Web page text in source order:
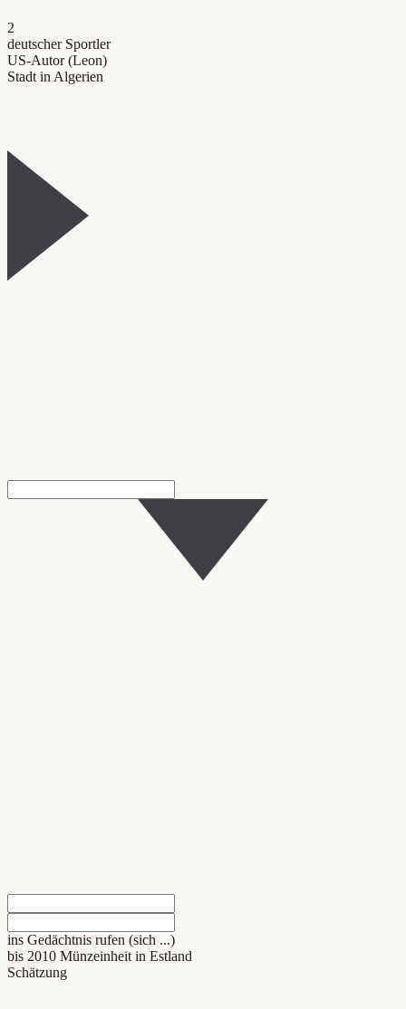
2
deutscher Sportler
US-Autor (Leon)
Stadt in Algerien
ins Gedächtnis rufen (sich ...)
bis 2010 Münzeinheit in Estland
Schätzung